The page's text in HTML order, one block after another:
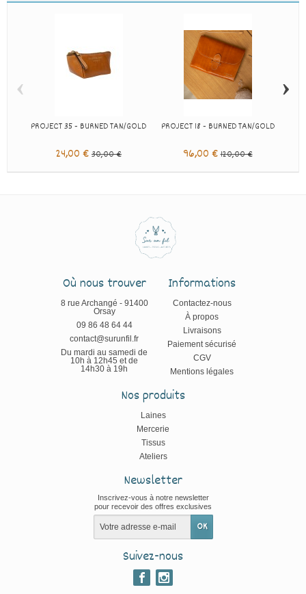
PROJECT 35 - BURNED TAN/GOLD
24,00 € 30,00 €
PROJECT 18 - BURNED TAN/GOLD
96,00 €120,00 €
‹ ›
Où nous trouver
8 rue Archangé - 91400
Orsay
09 86 48 64 44
contact@surunfil.fr
Du mardi au samedi de
10h à 12h45 et de
14h30 à 19h
Informations
Contactez-nous
À propos
Livraisons
Paiement sécurisé
CGV
Mentions légales
Nos produits
Laines
Mercerie
Tissus
Ateliers
Newsletter
Inscrivez-vous à notre newsletter
pour recevoir des offres exclusives
Suivez-nous